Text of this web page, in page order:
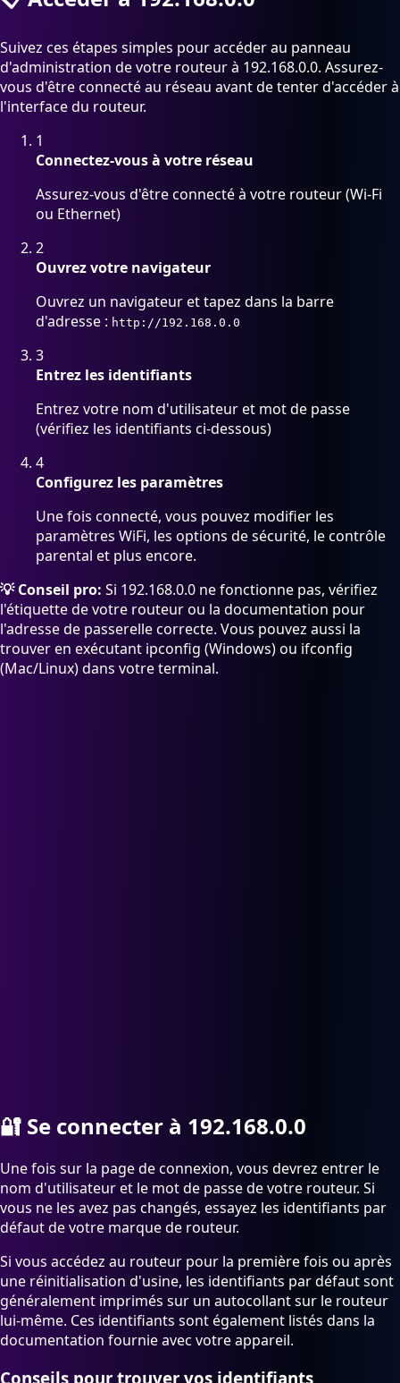
Suivez ces étapes simples pour accéder au panneau
d'administration de votre routeur à 192.168.0.0. Assurez-
vous d'être connecté au réseau avant de tenter d'accéder à
l'interface du routeur.
1
Connectez-vous à votre réseau
Assurez-vous d'être connecté à votre routeur (Wi-Fi
ou Ethernet)
2
Ouvrez votre navigateur
Ouvrez un navigateur et tapez dans la barre
d'adresse : http://192.168.0.0
3
Entrez les identifiants
Entrez votre nom d'utilisateur et mot de passe
(vérifiez les identifiants ci-dessous)
4
Configurez les paramètres
Une fois connecté, vous pouvez modifier les
paramètres WiFi, les options de sécurité, le contrôle
parental et plus encore.
💡 Conseil pro: Si 192.168.0.0 ne fonctionne pas, vérifiez
l'étiquette de votre routeur ou la documentation pour
l'adresse de passerelle correcte. Vous pouvez aussi la
trouver en exécutant ipconfig (Windows) ou ifconfig
(Mac/Linux) dans votre terminal.
🔐 Se connecter à 192.168.0.0
Une fois sur la page de connexion, vous devrez entrer le
nom d'utilisateur et le mot de passe de votre routeur. Si
vous ne les avez pas changés, essayez les identifiants par
défaut de votre marque de routeur.
Si vous accédez au routeur pour la première fois ou après
une réinitialisation d'usine, les identifiants par défaut sont
généralement imprimés sur un autocollant sur le routeur
lui-même. Ces identifiants sont également listés dans la
documentation fournie avec votre appareil.
Conseils pour trouver vos identifiants